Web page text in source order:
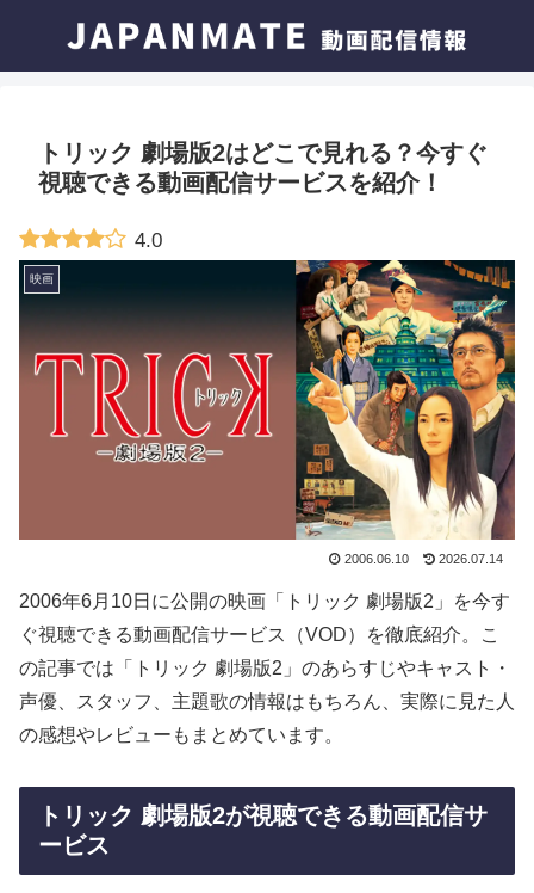
トリック 劇場版2はどこで見れる？今すぐ
視聴できる動画配信サービスを紹介！
4.0
映画
2006.06.10 2026.07.14
2006年6月10日に公開の映画「トリック 劇場版2」を今す
ぐ視聴できる動画配信サービス（VOD）を徹底紹介。こ
の記事では「トリック 劇場版2」のあらすじやキャスト・
声優、スタッフ、主題歌の情報はもちろん、実際に見た人
の感想やレビューもまとめています。
トリック 劇場版2が視聴できる動画配信サ
ービス